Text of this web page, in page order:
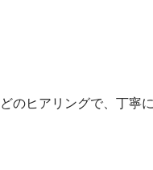
のヒアリングで、丁寧